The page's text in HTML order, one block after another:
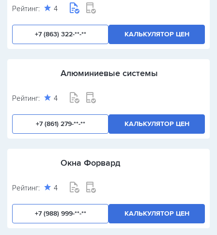
Рейтинг: 4
+7 (863) 322-**-** КАЛЬКУЛЯТОР ЦЕН
Алюминиевые системы
Рейтинг: 4
+7 (861) 279-**-** КАЛЬКУЛЯТОР ЦЕН
Окна Форвард
Рейтинг: 4
+7 (988) 999-**-** КАЛЬКУЛЯТОР ЦЕН